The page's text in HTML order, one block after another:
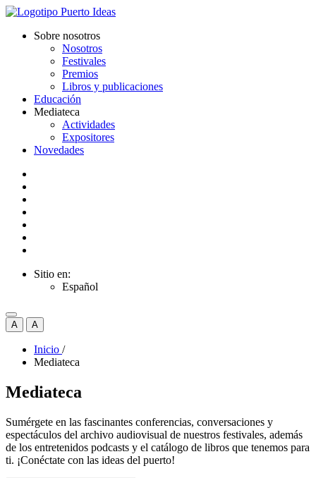
Sobre nosotros
Nosotros
Festivales
Premios
Libros y publicaciones
Educación
Mediateca
Actividades
Expositores
Novedades
Sitio en:
Español
A A
Inicio /
Mediateca
Mediateca
Sumérgete en las fascinantes conferencias, conversaciones y
espectáculos del archivo audiovisual de nuestros festivales, además
de los entretenidos podcasts y el catálogo de libros que tenemos para
ti. ¡Conéctate con las ideas del puerto!